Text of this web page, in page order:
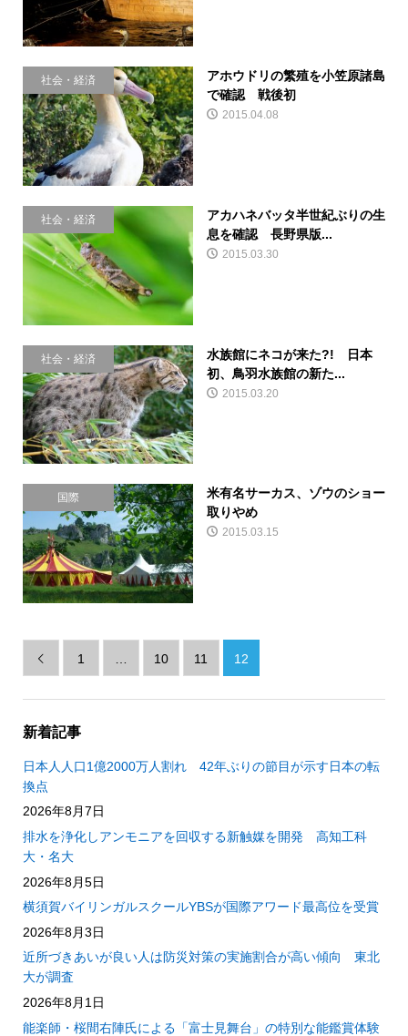
社会・経済
アホウドリの繁殖を小笠原諸島
で確認 戦後初
2015.04.08
社会・経済
アカハネバッタ半世紀ぶりの生
息を確認 長野県版...
2015.03.30
社会・経済
水族館にネコが来た?! 日本
初、鳥羽水族館の新た...
2015.03.20
国際
米有名サーカス、ゾウのショー
取りやめ
2015.03.15
 1 10 11 12
新着記事
日本人人口1億2000万人割れ 42年ぶりの節目が示す日本の転
換点
2026年8月7日
排水を浄化しアンモニアを回収する新触媒を開発 高知工科
大・名大
2026年8月5日
横須賀バイリンガルスクールYBSが国際アワード最高位を受賞
2026年8月3日
近所づきあいが良い人は防災対策の実施割合が高い傾向 東北
大が調査
2026年8月1日
能楽師・桜間右陣氏による「富士見舞台」の特別な能鑑賞体験